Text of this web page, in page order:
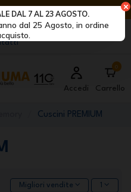
AFFRETTATI! >
cuscini e reti
Accedi
0
Carrello
Cuscini PREMIUM
Migliori vendite
dal 25 Agosto, in ordine
DAL 7 AL 23 AGOSTO.